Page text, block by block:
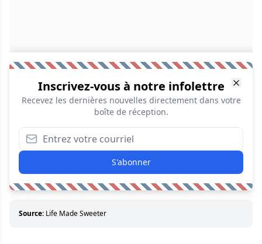
Inscrivez-vous à notre infolettre
Recevez les dernières nouvelles directement dans votre
boîte de réception.
S'abonner
Source: Life Made Sweeter